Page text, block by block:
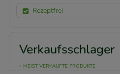
Rezeptfrei
Verkaufsschlager
» MEIST VERKAUFTE PRODUKTE